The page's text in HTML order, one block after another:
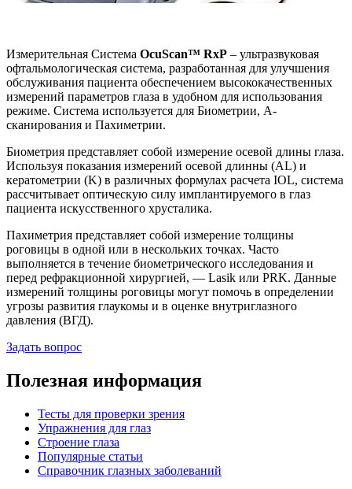
Измерительная Система OcuScan™ RxP – ультразвуковая
офтальмологическая система, разработанная для улучшения
обслуживания пациента обеспечением высококачественных
измерений параметров глаза в удобном для использования
режиме. Система используется для Биометрии, А-
сканирования и Пахиметрии.
Биометрия представляет собой измерение осевой длины глаза.
Используя показания измерений осевой длинны (AL) и
кератометрии (K) в различных формулах расчета IOL, система
рассчитывает оптическую силу имплантируемого в глаз
пациента искусственного хрусталика.
Пахиметрия представляет собой измерение толщины
роговицы в одной или в нескольких точках. Часто
выполняется в течение биометрического исследования и
перед рефракционной хирургией, — Lasik или PRK. Данные
измерений толщины роговицы могут помочь в определении
угрозы развития глаукомы и в оценке внутриглазного
давления (ВГД).
Задать вопрос
Полезная информация
Тесты для проверки зрения
Упражнения для глаз
Строение глаза
Популярные статьи
Справочник глазных заболеваний